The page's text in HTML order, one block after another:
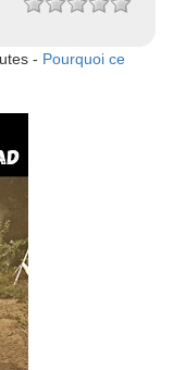
- Pourquoi ce